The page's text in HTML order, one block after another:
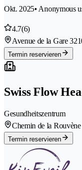
Okt. 2025• Anonymous
4.7(6)
Avenue de la Gare 32
Termin reservieren
Swiss Flow
Gesundheitszentrum
Chemin de la Rouvène
Termin reservieren